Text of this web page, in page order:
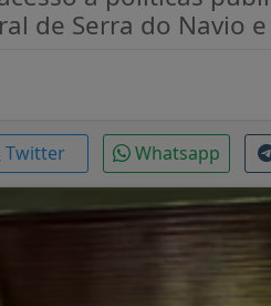
de Serra do Navio
Twitter Whatsapp